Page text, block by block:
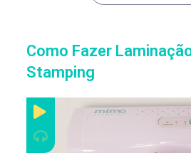
Como Fazer
Stamping